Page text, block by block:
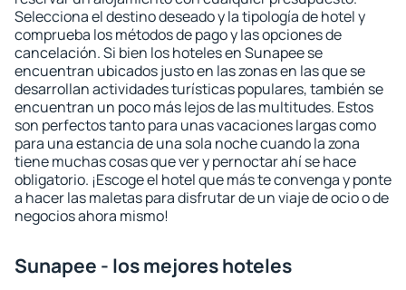
Selecciona el destino deseado y la tipología de hotel y
comprueba los métodos de pago y las opciones de
cancelación. Si bien los hoteles en Sunapee se
encuentran ubicados justo en las zonas en las que se
desarrollan actividades turísticas populares, también se
encuentran un poco más lejos de las multitudes. Estos
son perfectos tanto para unas vacaciones largas como
para una estancia de una sola noche cuando la zona
tiene muchas cosas que ver y pernoctar ahí se hace
obligatorio. ¡Escoge el hotel que más te convenga y ponte
a hacer las maletas para disfrutar de un viaje de ocio o de
negocios ahora mismo!
Sunapee - los mejores hoteles